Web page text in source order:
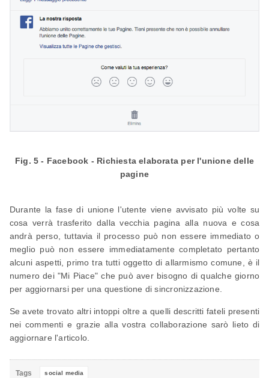
Fig. 5 - Facebook - Richiesta elaborata per l'unione delle
pagine
Durante la fase di unione l'utente viene avvisato più volte su
cosa verrà trasferito dalla vecchia pagina alla nuova e cosa
andrà perso, tuttavia il processo può non essere immediato o
meglio può non essere immediatamente completato pertanto
alcuni aspetti, primo tra tutti oggetto di allarmismo comune, è il
numero dei "Mi Piace" che può aver bisogno di qualche giorno
per aggiornarsi per una questione di sincronizzazione.
Se avete trovato altri intoppi oltre a quelli descritti fateli presenti
nei commenti e grazie alla vostra collaborazione sarò lieto di
aggiornare l'articolo.
Tags social media